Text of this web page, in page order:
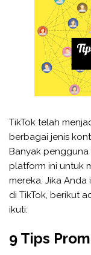
TikTok telah
berbagai jenis
Banyak pengguna
platform ini untuk
mereka. Jika
di TikTok, berikut
ikuti:
9 Tips